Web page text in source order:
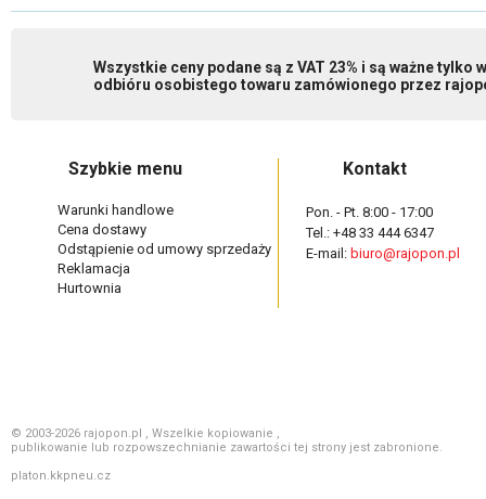
Wszystkie ceny podane są z VAT 23% i są ważne
odbióru osobistego towaru zamówionego przez
Szybkie menu
Warunki handlowe
Cena dostawy
Odstąpienie od umowy sprzedaży
Reklamacja
Hurtownia
Kontakt
Pon. - Pt. 8:00 - 17:00
Tel.: +48 33 444 6347
E-mail: biuro@rajopon.pl
© 2003-2026 rajopon.pl , Wszelkie kopiowanie ,
publikowanie lub rozpowszechnianie zawartości tej strony jest zabronione.
platon.kkpneu.cz